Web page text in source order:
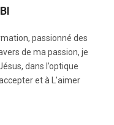
passionné des
de ma passion, je
dans l’optique
et à L’aimer